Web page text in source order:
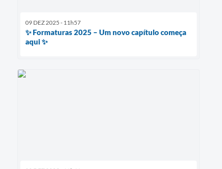
09 DEZ 2025 - 11h57
✨ Formaturas 2025 – Um novo capítulo começa
aqui ✨